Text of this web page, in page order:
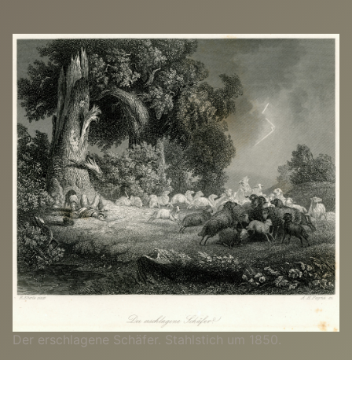
Der erschlagene Schäfer. Stahlstich um 1850.